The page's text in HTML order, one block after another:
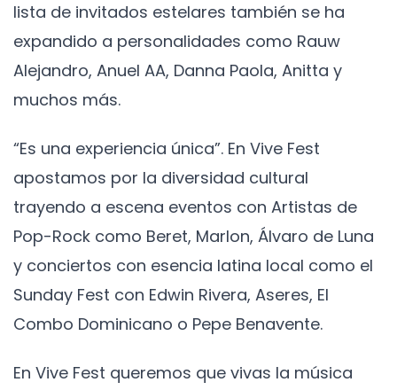
lista de invitados estelares también se ha
expandido a personalidades como Rauw
Alejandro, Anuel AA, Danna Paola, Anitta y
muchos más.
“Es una experiencia única”. En Vive Fest
apostamos por la diversidad cultural
trayendo a escena eventos con Artistas de
Pop-Rock como Beret, Marlon, Álvaro de Luna
y conciertos con esencia latina local como el
Sunday Fest con Edwin Rivera, Aseres, El
Combo Dominicano o Pepe Benavente.
En Vive Fest queremos que vivas la música